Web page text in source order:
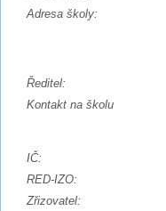
Adresa školy:
Ředitel:
Kontakt na školu
IČ:
RED-IZO:
Zřizovatel: